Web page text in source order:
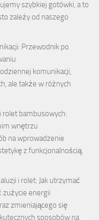
szybkiej gotówki, a to
zależy od naszego
Przewodnik po
komunikacji,
ale także w różnych
rolet bambusowych:
wnętrzu
na wprowadzenie
z funkcjonalnością.
i rolet: Jak utrzymać
zużycie energii
zmieniającego się
sposobów na